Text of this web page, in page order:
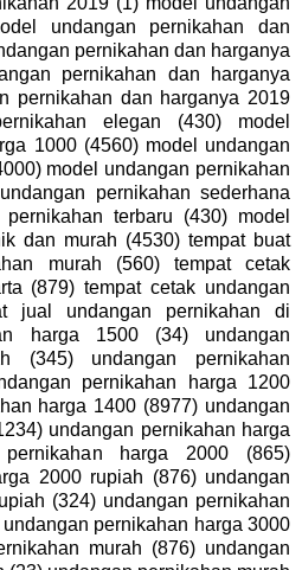
undangan pernikahan dan
pernikahan dan harganya
pernikahan dan harganya
pernikahan dan harganya 2019
elegan (430) model
1000 (4560) model undangan
model undangan pernikahan
pernikahan sederhana
terbaru (430) model
dan murah (4530) tempat buat
murah (560) tempat cetak
(879) tempat cetak undangan
jual undangan pernikahan di
harga 1500 (34) undangan
(345) undangan pernikahan
pernikahan harga 1200
harga 1400 (8977) undangan
undangan pernikahan harga
harga 2000 (865)
2000 rupiah (876) undangan
(324) undangan pernikahan
pernikahan harga 3000
murah (876) undangan